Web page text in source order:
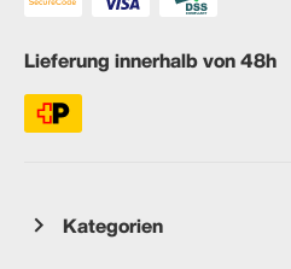
Lieferung innerhalb von 48h
Kategorien